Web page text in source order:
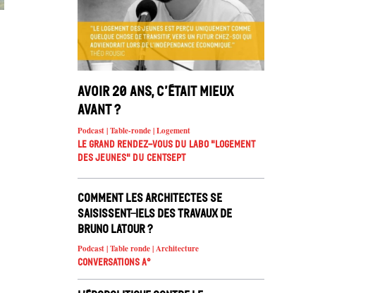
Avoir 20 ans, c’était mieux
avant ?
Podcast | Table-ronde | Logement
Le Grand Rendez-vous du Labo "Logement
des jeunes" du Centsept
Comment les architectes se
saisissent-iels des travaux de
Bruno Latour ?
Podcast | Table ronde | Architecture
Conversations A°